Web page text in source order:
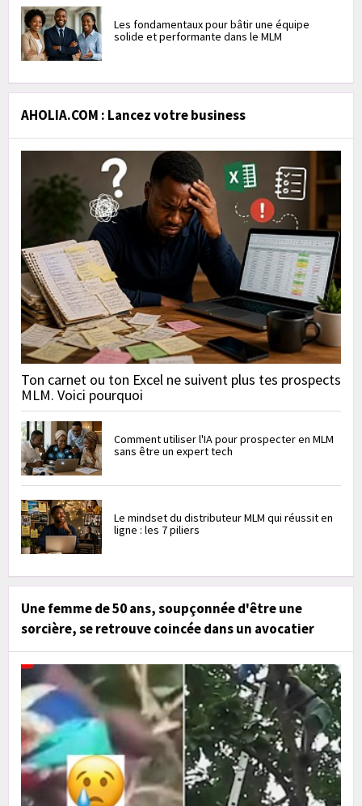
Les fondamentaux pour bâtir une équipe
solide et performante dans le MLM
AHOLIA.COM : Lancez votre business
Ton carnet ou ton Excel ne suivent plus tes prospects
MLM. Voici pourquoi
Comment utiliser l'IA pour prospecter en MLM
sans être un expert tech
Le mindset du distributeur MLM qui réussit en
ligne : les 7 piliers
Une femme de 50 ans, soupçonnée d'être une
sorcière, se retrouve coincée dans un avocatier